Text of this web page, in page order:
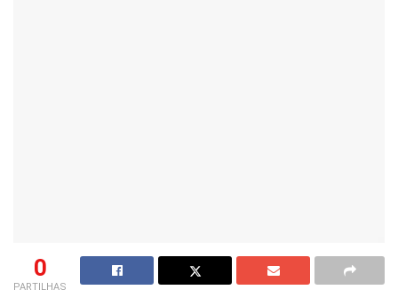
0
PARTILHAS